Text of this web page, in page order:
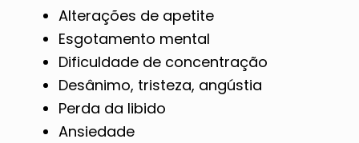
Alterações de apetite
Esgotamento mental
Dificuldade de concentração
Desânimo, tristeza, angústia
Perda da libido
Ansiedade